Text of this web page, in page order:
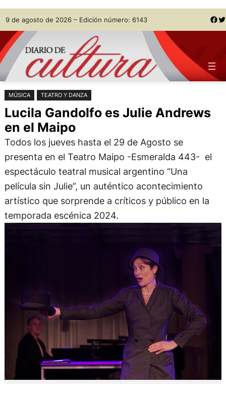
Saltar
al
contenido
Skip
to
content
9 de agosto de 2026 – Edición número: 6143 Facebook Twitter
MÚSICA TEATRO Y DANZA
Lucila Gandolfo es Julie Andrews
en el Maipo
Todos los jueves hasta el 29 de Agosto se
presenta en el Teatro Maipo -Esmeralda 443- el
espectáculo teatral musical argentino “Una
película sin Julie”, un auténtico acontecimiento
artístico que sorprende a críticos y público en la
temporada escénica 2024.